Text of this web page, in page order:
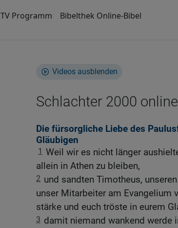
TV Programm Bibelthek Online-Bibel
Videos ausblenden
Schlachter 2000
Die fürsorgliche Liebe des
Gläubigen
1 Weil wir es nicht länger
allein in Athen zu bleiben,
2 und sandten Timotheus,
unser Mitarbeiter am Evangelium
stärke und euch tröste in eurem
3 damit niemand wankend werde